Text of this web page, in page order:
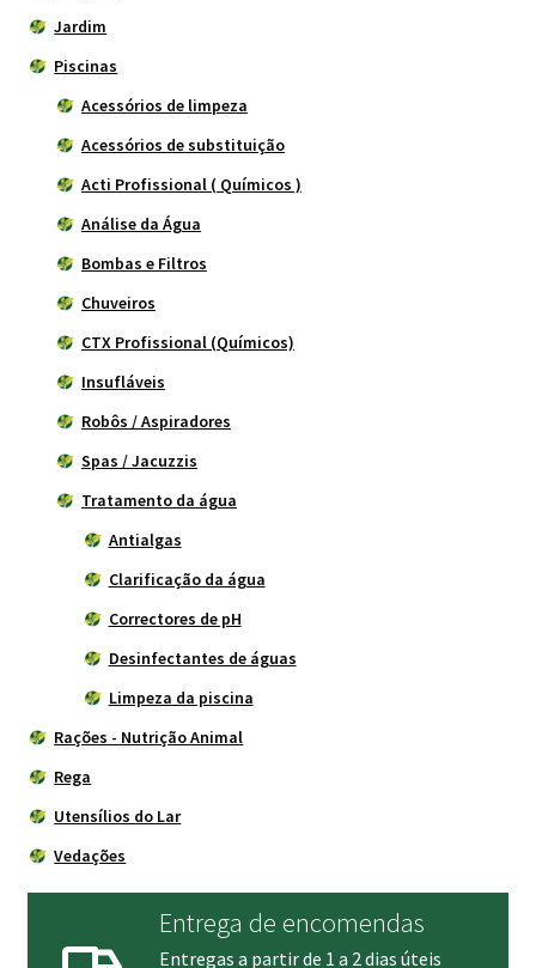
Jardim
Piscinas
Acessórios de limpeza
Acessórios de substituição
Acti Profissional ( Químicos )
Análise da Água
Bombas e Filtros
Chuveiros
CTX Profissional (Químicos)
Insufláveis
Robôs / Aspiradores
Spas / Jacuzzis
Tratamento da água
Antialgas
Clarificação da água
Correctores de pH
Desinfectantes de águas
Limpeza da piscina
Rações - Nutrição Animal
Rega
Utensílios do Lar
Vedações
Entrega de encomendas
Entregas a partir de 1 a 2 dias úteis